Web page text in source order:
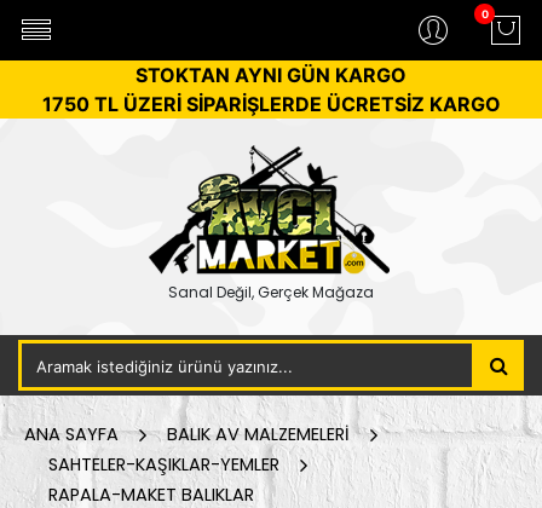
0
STOKTAN AYNI GÜN KARGO
1750 TL ÜZERİ SİPARİŞLERDE ÜCRETSİZ KARGO
Sanal Değil, Gerçek Mağaza
ANA SAYFA
BALIK AV MALZEMELERİ
SAHTELER-KAŞIKLAR-YEMLER
RAPALA-MAKET BALIKLAR